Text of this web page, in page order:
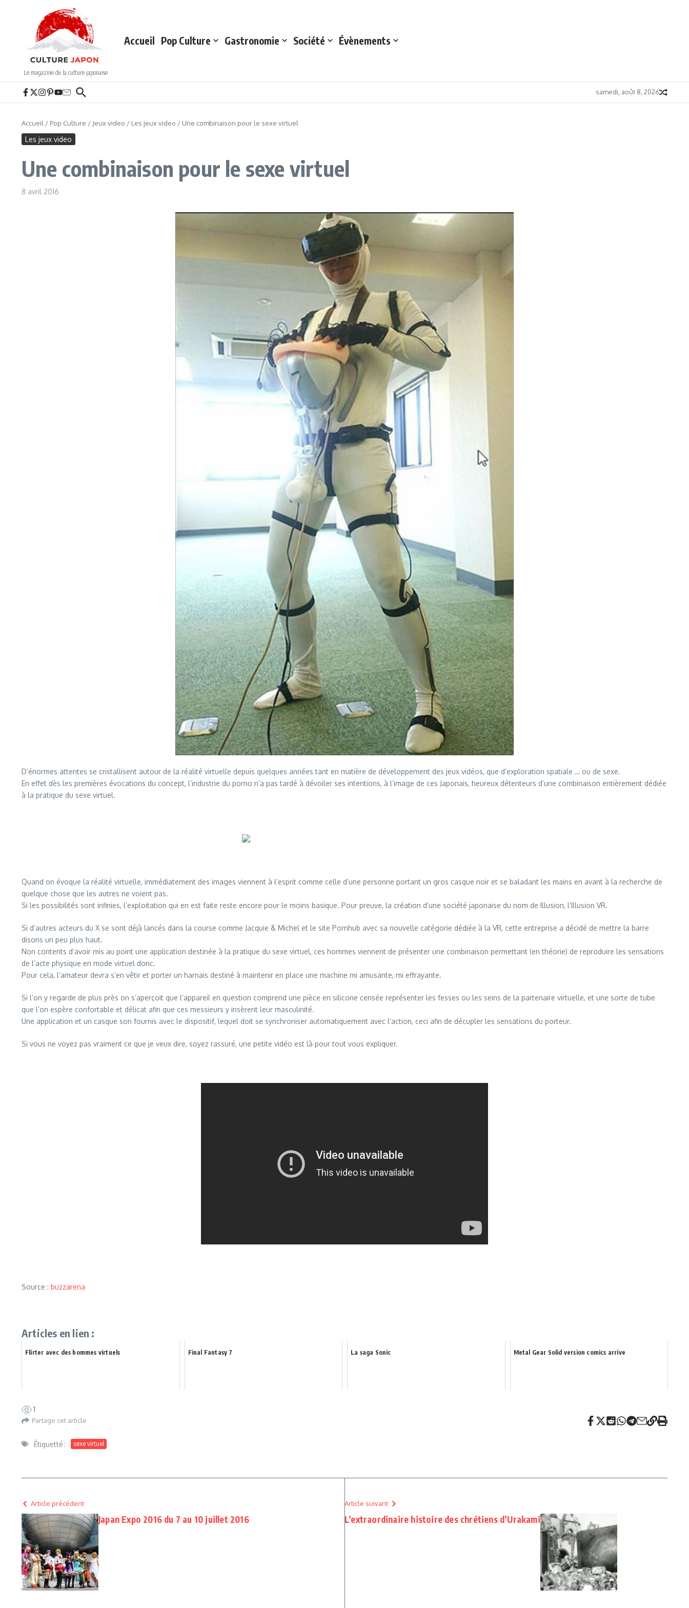
Le magazine de la culture japonaise
Accueil Pop Culture Gastronomie Société Évènements
samedi, août 8, 2026
Accueil / Pop Culture / Jeux video / Les jeux video / Une combinaison pour le sexe virtuel
Les jeux video
Une combinaison pour le sexe virtuel
8 avril 2016
D’énormes attentes se cristallisent autour de la réalité virtuelle depuis quelques années tant en matière de développement des jeux vidéos, que d’exploration spatiale … ou de sexe.
En effet dès les premières évocations du concept, l’industrie du porno n’a pas tardé à dévoiler ses intentions, à l’image de ces Japonais, heureux détenteurs d’une combinaison entièrement dédiée
à la pratique du sexe virtuel.
Quand on évoque la réalité virtuelle, immédiatement des images viennent à l’esprit comme celle d’une personne portant un gros casque noir et se baladant les mains en avant à la recherche de
quelque chose que les autres ne voient pas.
Si les possibilités sont infinies, l’exploitation qui en est faite reste encore pour le moins basique. Pour preuve, la création d’une société japonaise du nom de Illusion, l’Illusion VR.
Si d’autres acteurs du X se sont déjà lancés dans la course comme Jacquie & Michel et le site Pornhub avec sa nouvelle catégorie dédiée à la VR, cette entreprise a décidé de mettre la barre
disons un peu plus haut.
Non contents d’avoir mis au point une application destinée à la pratique du sexe virtuel, ces hommes viennent de présenter une combinaison permettant (en théorie) de reproduire les sensations
de l’acte physique en mode virtuel donc.
Pour cela, l’amateur devra s’en vêtir et porter un harnais destiné à maintenir en place une machine mi amusante, mi effrayante.
Si l’on y regarde de plus près on s’aperçoit que l’appareil en question comprend une pièce en silicone censée représenter les fesses ou les seins de la partenaire virtuelle, et une sorte de tube
que l’on espère confortable et délicat afin que ces messieurs y insèrent leur masculinité.
Une application et un casque son fournis avec le dispositif, lequel doit se synchroniser automatiquement avec l’action, ceci afin de décupler les sensations du porteur.
Si vous ne voyez pas vraiment ce que je veux dire, soyez rassuré, une petite vidéo est là pour tout vous expliquer.
Source : buzzarena
Articles en lien :
Flirter avec des hommes virtuels Final Fantasy 7 La saga Sonic Metal Gear Solid version comics arrive
1
Partage cet article
Étiquetté : sexe virtuel
Article précédent
Japan Expo 2016 du 7 au 10 juillet 2016
Article suivant
L’extraordinaire histoire des chrétiens d’Urakami